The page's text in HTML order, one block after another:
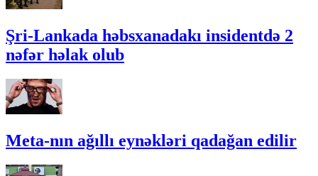
Şri-Lankada həbsxanadakı insidentdə 2
nəfər həlak olub
Meta-nın ağıllı eynəkləri qadağan edilir